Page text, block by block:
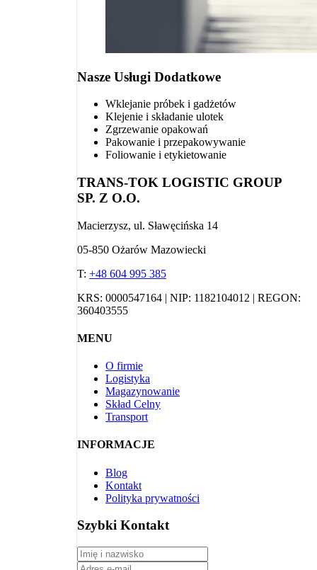
Nasze Usługi Dodatkowe
Wklejanie próbek i gadżetów
Klejenie i składanie ulotek
Zgrzewanie opakowań
Pakowanie i przepakowywanie
Foliowanie i etykietowanie
TRANS-TOK LOGISTIC GROUP
SP. Z O.O.
Macierzysz, ul. Sławęcińska 14
05-850 Ożarów Mazowiecki
T: +48 604 995 385
KRS: 0000547164 | NIP: 1182104012 | REGON:
360403555
MENU
O firmie
Logistyka
Magazynowanie
Skład Celny
Transport
INFORMACJE
Blog
Kontakt
Polityka prywatności
Szybki Kontakt